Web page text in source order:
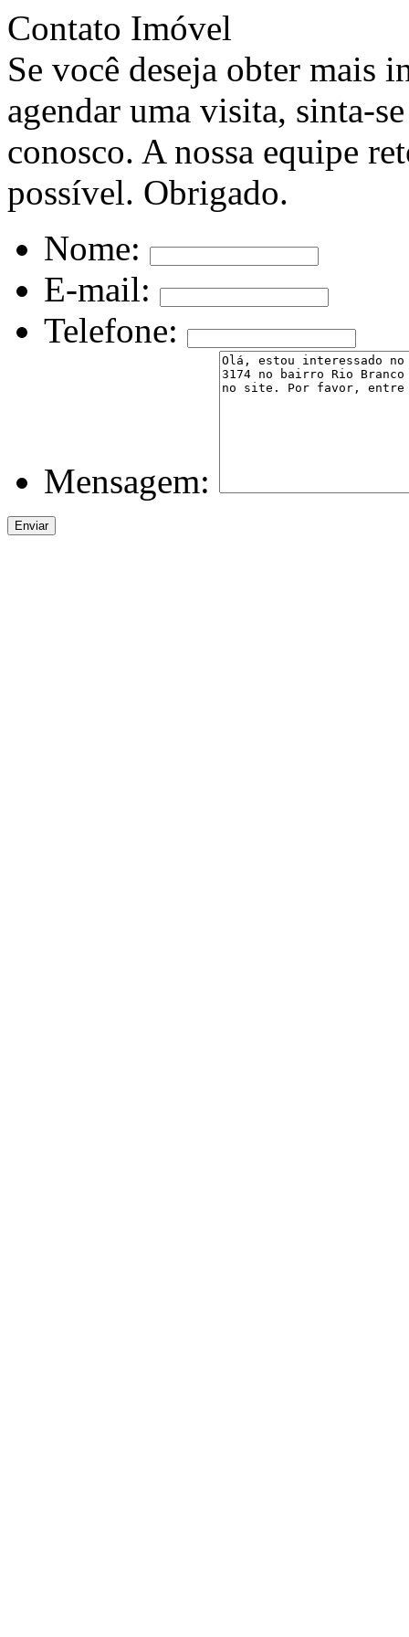
Contato Imóvel
Se você deseja obter mais
agendar uma visita, sinta-
conosco. A nossa equipe
possível. Obrigado.
Nome:
E-mail:
Telefone:
Mensagem: